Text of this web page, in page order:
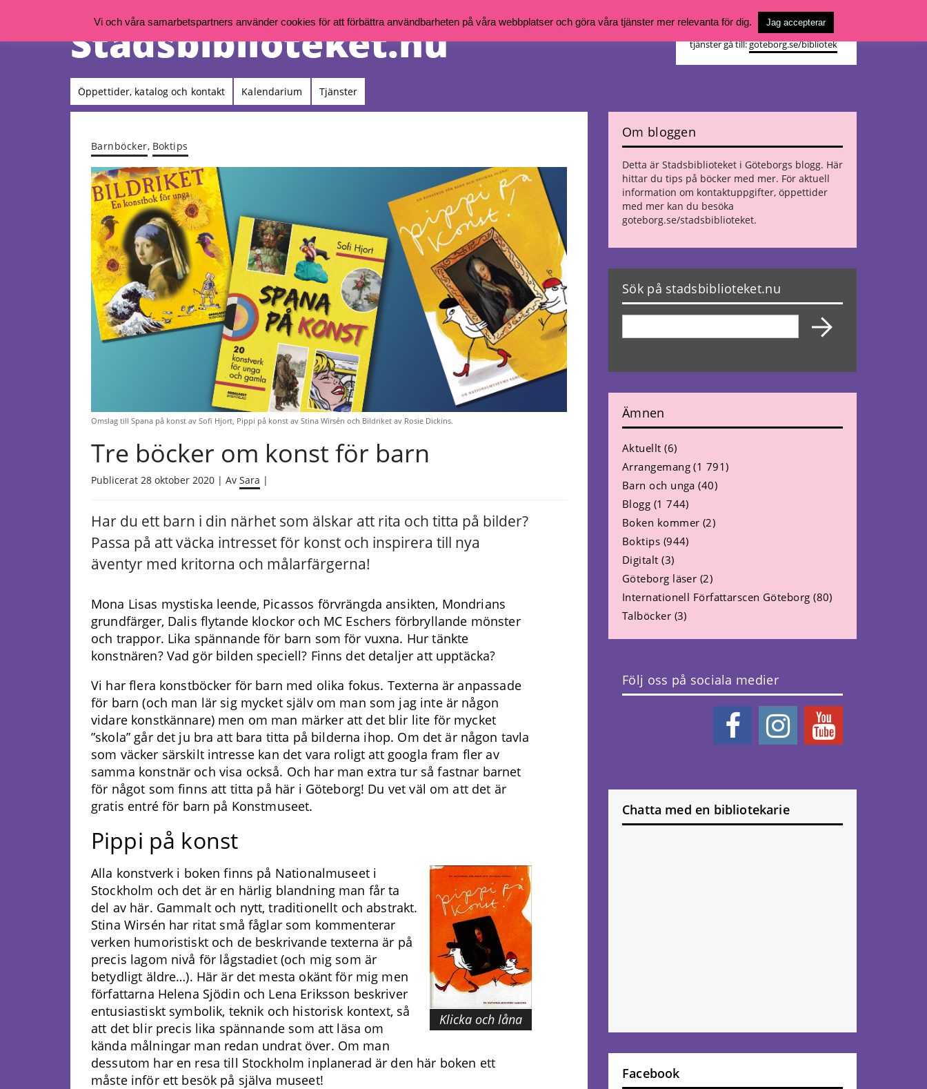
Öppettider, katalog och kontakt Kalendarium Tjänster
Vill du söka böcker, logga in på ditt
bibliotekskonto eller nå övriga
tjänster gå till:goteborg.se/bibliotek
Barnböcker, Boktips
Omslag till Spana på konst av Sofi Hjort, Pippi på konst av Stina Wirsén och Bildriket av Rosie Dickins.
Tre böcker om konst för barn
Publicerat 28 oktober 2020 | Av Sara |
Har du ett barn i din närhet som älskar att rita och titta på bilder?
Passa på att väcka intresset för konst och inspirera till nya
äventyr med kritorna och målarfärgerna!
Mona Lisas mystiska leende, Picassos förvrängda ansikten, Mondrians
grundfärger, Dalis flytande klockor och MC Eschers förbryllande mönster
och trappor. Lika spännande för barn som för vuxna. Hur tänkte
konstnären? Vad gör bilden speciell? Finns det detaljer att upptäcka?
Vi har flera konstböcker för barn med olika fokus. Texterna är anpassade
för barn (och man lär sig mycket själv om man som jag inte är någon
vidare konstkännare) men om man märker att det blir lite för mycket
”skola” går det ju bra att bara titta på bilderna ihop. Om det är någon tavla
som väcker särskilt intresse kan det vara roligt att googla fram fler av
samma konstnär och visa också. Och har man extra tur så fastnar barnet
för något som finns att titta på här i Göteborg! Du vet väl om att det är
gratis entré för barn på Konstmuseet.
Pippi på konst
Klicka och låna
Alla konstverk i boken finns på Nationalmuseet i
Stockholm och det är en härlig blandning man får ta
del av här. Gammalt och nytt, traditionellt och abstrakt.
Stina Wirsén har ritat små fåglar som kommenterar
verken humoristiskt och de beskrivande texterna är på
precis lagom nivå för lågstadiet (och mig som är
betydligt äldre…). Här är det mesta okänt för mig men
författarna Helena Sjödin och Lena Eriksson beskriver
entusiastiskt symbolik, teknik och historisk kontext, så
att det blir precis lika spännande som att läsa om
kända målningar man redan undrat över. Om man
dessutom har en resa till Stockholm inplanerad är den här boken ett
måste inför ett besök på själva museet!
Om bloggen
Detta är Stadsbiblioteket i Göteborgs blogg. Här
hittar du tips på böcker med mer. För aktuell
information om kontaktuppgifter, öppettider
med mer kan du besöka
goteborg.se/stadsbiblioteket.
Sök på stadsbiblioteket.nu
Ämnen
Aktuellt (6)
Arrangemang(1 791)
Barn och unga (40)
Blogg (1 744)
Boken kommer (2)
Boktips (944)
Digitalt (3)
Göteborg läser (2)
Internationell Författarscen Göteborg (80)
Talböcker (3)
Följ oss på sociala medier
Chatta med en bibliotekarie
Facebook
Vi och våra samarbetspartners använder cookies för att förbättra användbarheten på våra webbplatser och göra våra tjänster mer relevanta för dig. Jag accepterar